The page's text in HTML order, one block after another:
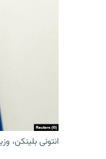
انتونی بلینکن،